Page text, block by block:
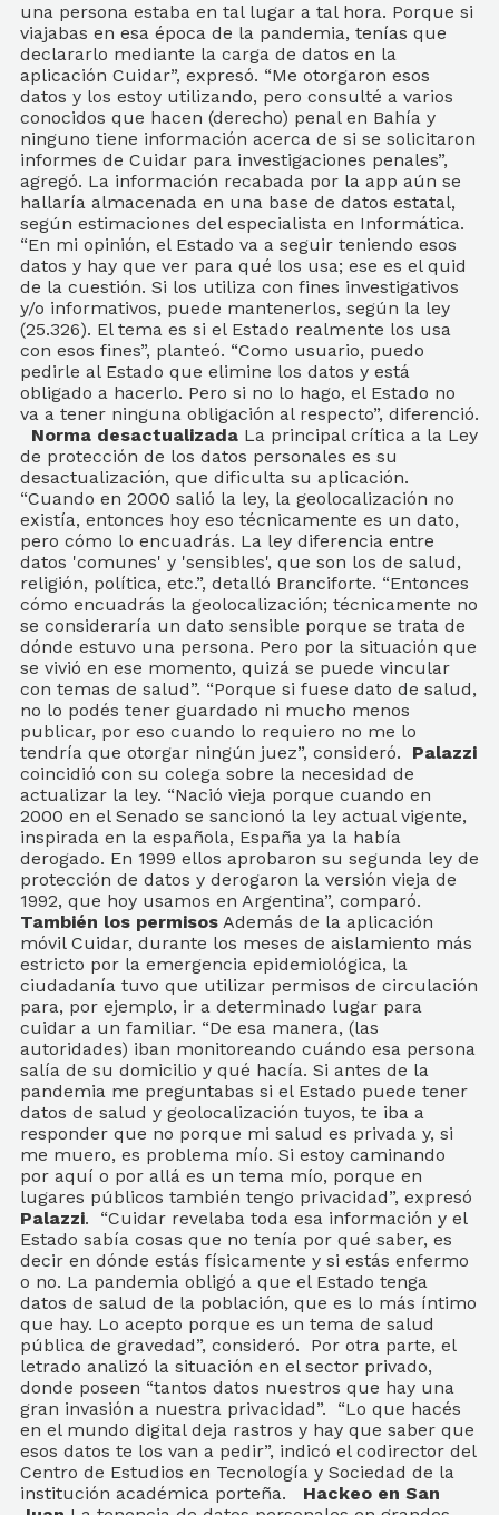
una persona estaba en tal lugar a tal hora. Porque si
viajabas en esa época de la pandemia, tenías que
declararlo mediante la carga de datos en la
aplicación Cuidar”, expresó. “Me otorgaron esos
datos y los estoy utilizando, pero consulté a varios
conocidos que hacen (derecho) penal en Bahía y
ninguno tiene información acerca de si se solicitaron
informes de Cuidar para investigaciones penales”,
agregó. La información recabada por la app aún se
hallaría almacenada en una base de datos estatal,
según estimaciones del especialista en Informática.
“En mi opinión, el Estado va a seguir teniendo esos
datos y hay que ver para qué los usa; ese es el quid
de la cuestión. Si los utiliza con fines investigativos
y/o informativos, puede mantenerlos, según la ley
(25.326). El tema es si el Estado realmente los usa
con esos fines”, planteó. “Como usuario, puedo
pedirle al Estado que elimine los datos y está
obligado a hacerlo. Pero si no lo hago, el Estado no
va a tener ninguna obligación al respecto”, diferenció.
Norma desactualizada La principal crítica a la Ley
de protección de los datos personales es su
desactualización, que dificulta su aplicación.
“Cuando en 2000 salió la ley, la geolocalización no
existía, entonces hoy eso técnicamente es un dato,
pero cómo lo encuadrás. La ley diferencia entre
datos 'comunes' y 'sensibles', que son los de salud,
religión, política, etc.”, detalló Branciforte. “Entonces
cómo encuadrás la geolocalización; técnicamente no
se consideraría un dato sensible porque se trata de
dónde estuvo una persona. Pero por la situación que
se vivió en ese momento, quizá se puede vincular
con temas de salud”. “Porque si fuese dato de salud,
no lo podés tener guardado ni mucho menos
publicar, por eso cuando lo requiero no me lo
tendría que otorgar ningún juez”, consideró. Palazzi
coincidió con su colega sobre la necesidad de
actualizar la ley. “Nació vieja porque cuando en
2000 en el Senado se sancionó la ley actual vigente,
inspirada en la española, España ya la había
derogado. En 1999 ellos aprobaron su segunda ley de
protección de datos y derogaron la versión vieja de
1992, que hoy usamos en Argentina”, comparó.
También los permisos Además de la aplicación
móvil Cuidar, durante los meses de aislamiento más
estricto por la emergencia epidemiológica, la
ciudadanía tuvo que utilizar permisos de circulación
para, por ejemplo, ir a determinado lugar para
cuidar a un familiar. “De esa manera, (las
autoridades) iban monitoreando cuándo esa persona
salía de su domicilio y qué hacía. Si antes de la
pandemia me preguntabas si el Estado puede tener
datos de salud y geolocalización tuyos, te iba a
responder que no porque mi salud es privada y, si
me muero, es problema mío. Si estoy caminando
por aquí o por allá es un tema mío, porque en
lugares públicos también tengo privacidad”, expresó
Palazzi. “Cuidar revelaba toda esa información y el
Estado sabía cosas que no tenía por qué saber, es
decir en dónde estás físicamente y si estás enfermo
o no. La pandemia obligó a que el Estado tenga
datos de salud de la población, que es lo más íntimo
que hay. Lo acepto porque es un tema de salud
pública de gravedad”, consideró. Por otra parte, el
letrado analizó la situación en el sector privado,
donde poseen “tantos datos nuestros que hay una
gran invasión a nuestra privacidad”. “Lo que hacés
en el mundo digital deja rastros y hay que saber que
esos datos te los van a pedir”, indicó el codirector del
Centro de Estudios en Tecnología y Sociedad de la
institución académica porteña. Hackeo en San